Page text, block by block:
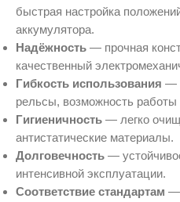
быстрая настройка
аккумулятора.
Надёжность — прочная
качественный
Гибкость использования —
рельсы, возможность работы
Гигиеничность — легко
антистатические материалы.
Долговечность —
интенсивной эксплуатации.
Соответствие стандартам —